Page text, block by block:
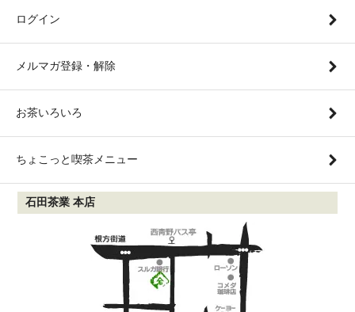
ログイン
メルマガ登録・解除
お茶いろいろ
ちょこっと喫茶メニュー
石田茶業 本店